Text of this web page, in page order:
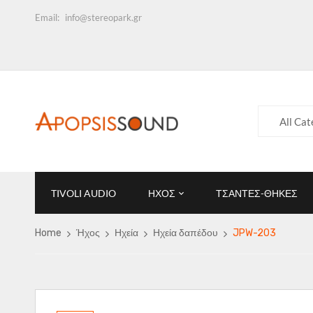
Email: info@stereopark.gr
All
TIVOLI AUDIO ΗΧΟΣ ΤΣΑΝΤΕΣ-ΘΗΚΕΣ
Home Ήχος Ηχεία Ηχεία δαπέδου JPW-203